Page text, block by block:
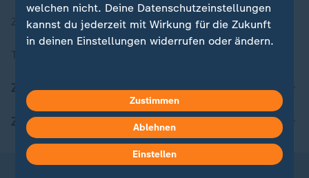
ZDFheute Stories
ZDFheute Update
ZDFheute Apps
welchen nicht. Deine Datenschutzeinstellungen
kannst du jederzeit mit Wirkung für die Zukunft
in deinen Einstellungen widerrufen oder ändern.
Weitere Informationen findest du in unserer
Datenschutzerklärung.Zustimmen
Ablehnen
Einstellen